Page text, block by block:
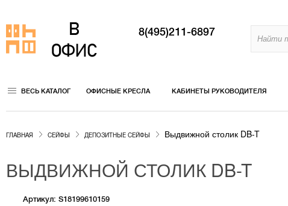
8(495)211-6897
ВЕСЬ КАТАЛОГ ОФИСНЫЕ КРЕСЛА КАБИНЕТЫ РУКОВОДИТЕЛЯ
ГЛАВНАЯ СЕЙФЫ ДЕПОЗИТНЫЕ СЕЙФЫ Выдвижной столик DB-T
ВЫДВИЖНОЙ СТОЛИК DB-T
Артикул: S18199610159